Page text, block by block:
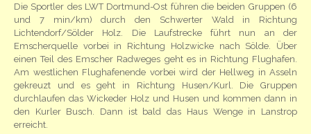
Die Sportler des LWT Dortmund-Ost führen die beiden Gruppen (6
und 7 min/km) durch den Schwerter Wald in Richtung
Lichtendorf/Sölder Holz. Die Laufstrecke führt nun an der
Emscherquelle vorbei in Richtung Holzwicke nach Sölde. Über
einen Teil des Emscher Radweges geht es in Richtung Flughafen.
Am westlichen Flughafenende vorbei wird der Hellweg in Asseln
gekreuzt und es geht in Richtung Husen/Kurl. Die Gruppen
durchlaufen das Wickeder Holz und Husen und kommen dann in
den Kurler Busch. Dann ist bald das Haus Wenge in Lanstrop
erreicht.